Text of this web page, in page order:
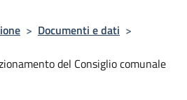
> Documenti e dati >
del Consiglio comunale